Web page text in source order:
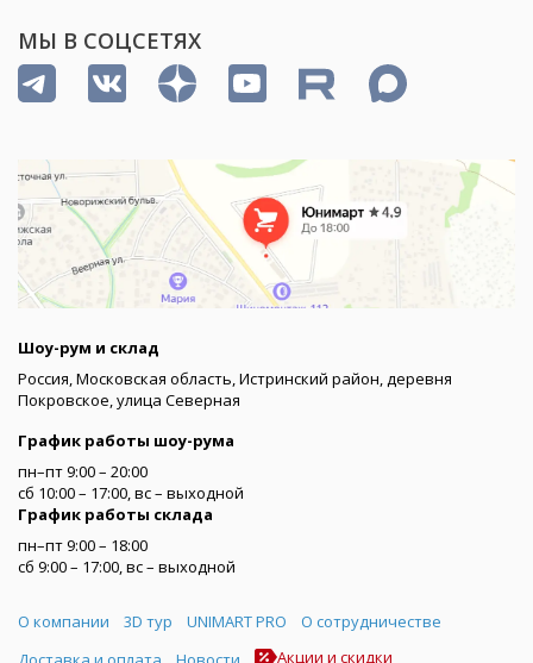
МЫ В СОЦСЕТЯХ
Шоу-рум и склад
Россия, Московская область, Истринский район, деревня
Покровское, улица Северная
График работы шоу-рума
пн–пт 9:00 – 20:00
сб 10:00 – 17:00, вс – выходной
График работы склада
пн–пт 9:00 – 18:00
сб 9:00 – 17:00, вс – выходной
Меню
О компании 3D тур UNIMART PRO
О сотрудничестве
Акции и скидки